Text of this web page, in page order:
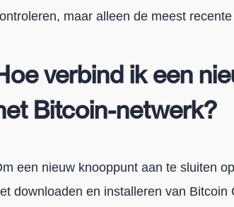
maar alleen de meest
verbind ik een
Bitcoin-netwerk?
een nieuw knooppunt aan te sluiten
downloaden en installeren van